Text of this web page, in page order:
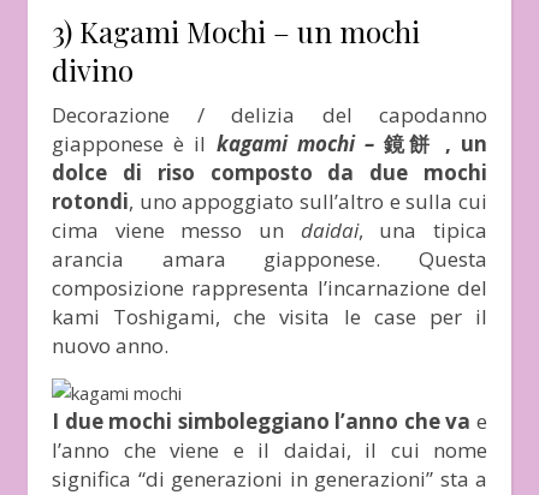
3) Kagami Mochi – un mochi
divino
Decorazione / delizia del capodanno
giapponese è il kagami mochi –鏡餅 , un
dolce di riso composto da due mochi
rotondi, uno appoggiato sull’altro e sulla cui
cima viene messo un daidai, una tipica
arancia amara giapponese. Questa
composizione rappresenta l’incarnazione del
kami Toshigami, che visita le case per il
nuovo anno.
I due mochi simboleggiano l’anno che va e
l’anno che viene e il daidai, il cui nome
significa “di generazioni in generazioni” sta a